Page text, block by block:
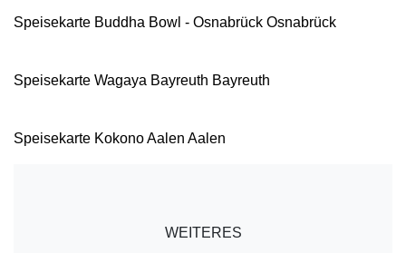
Speisekarte Buddha Bowl - Osnabrück Osnabrück
Speisekarte Wagaya Bayreuth Bayreuth
Speisekarte Kokono Aalen Aalen
WEITERES